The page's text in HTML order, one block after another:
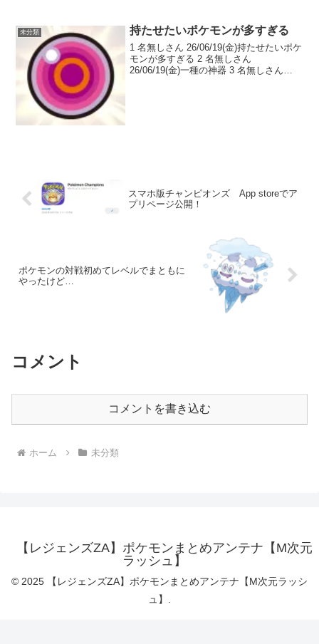
未分類 持たせたいポケモンが多すぎる
1 名無しさん 26/06/19(金)持たせたいポケ
モンが多すぎる 2 名無しさん
26/06/19(金)一種の神器 3 名無しさん
スマホ版チャンピオンズ App storeでア
プリページ公開！
ポケモンの対戦初めてレベルでまともに
やったけど…
コメント
コメントを書き込む
ホーム 未分類
【レジェンズZA】ポケモンまとめアンテナ【M次元
ラッシュ】
© 2025 【レジェンズZA】ポケモンまとめアンテナ【M次元ラッシ
ュ】.